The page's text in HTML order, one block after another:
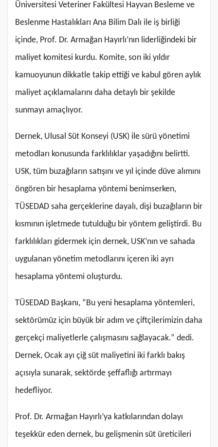
Üniversitesi Veteriner Fakültesi Hayvan Besleme ve
Beslenme Hastalıkları Ana Bilim Dalı ile iş birliği
içinde, Prof. Dr. Armağan Hayırlı’nın liderliğindeki bir
maliyet komitesi kurdu. Komite, son iki yıldır
kamuoyunun dikkatle takip ettiği ve kabul gören aylık
maliyet açıklamalarını daha detaylı bir şekilde
sunmayı amaçlıyor.
Dernek, Ulusal Süt Konseyi (USK) ile sürü yönetimi
metodları konusunda farklılıklar yaşadığını belirtti.
USK, tüm buzağıların satışını ve yıl içinde düve alımını
öngören bir hesaplama yöntemi benimserken,
TÜSEDAD saha gerçeklerine dayalı, dişi buzağıların bir
kısmının işletmede tutulduğu bir yöntem geliştirdi. Bu
farklılıkları gidermek için dernek, USK’nın ve sahada
uygulanan yönetim metodlarını içeren iki ayrı
hesaplama yöntemi oluşturdu.
TÜSEDAD Başkanı, “Bu yeni hesaplama yöntemleri,
sektörümüz için büyük bir adım ve çiftçilerimizin daha
gerçekçi maliyetlerle çalışmasını sağlayacak.” dedi.
Dernek, Ocak ayı çiğ süt maliyetini iki farklı bakış
açısıyla sunarak, sektörde şeffaflığı artırmayı
hedefliyor.
Prof. Dr. Armağan Hayırlı’ya katkılarından dolayı
teşekkür eden dernek, bu gelişmenin süt üreticileri